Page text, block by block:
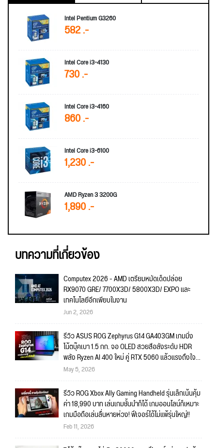
Intel Pentium G3260
582 .-
Intel Core i3-4130
730 .-
Intel Core i3-4160
860 .-
Intel Core i3-6100
1,230 .-
AMD Ryzen 3 3200G
1,890 .-
บทความที่เกี่ยวข้อง
Computex 2026 - AMD เตรียมหมัดเด็ดปล่อย
RX9070 GRE/ 7700X3D/ 5800X3D/ EXPO และ
เทคโนโลยีอีกเพียบในงาน
Jun 2, 2026
รีวิว ASUS ROG Zephyrus G14 GA403GM เกมมิ่ง
โน้ตบุ๊คเบา 1.5 กก. จอ OLED สวยสีอลังระดับ HDR
พลัง Ryzen AI 400 ใหม่ คู่ RTX 5060 แล้วแรงถึงใจ
งานใหญ่พร้อมลุย เกมไหนก็พร้อมเล่น!!
May 5, 2026
รีวิว ROG Xbox Ally Gaming Handheld รุ่นเล็กเน้นคุ้ม
ค่า 18,990 บาท เล่นเกมชั้นนำก็ได้ เกมออนไลน์ก็เหมาะ
เกมมือถือเล่นลื่นหายห่วง! ฟีเจอร์ได้ไม่แพ้รุ่นใหญ่!!
Feb 11, 2026